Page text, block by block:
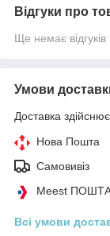
Відгуки про
Ще немає
Умови
Доставка
Нова Пошта
Самовивіз
Meest
Всі умови